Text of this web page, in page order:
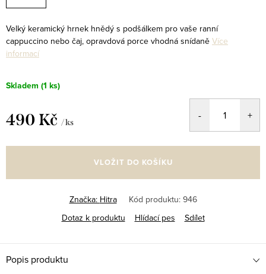
Velký keramický hrnek hnědý s podšálkem pro vaše ranní
cappuccino nebo čaj, opravdová porce vhodná snídaně Více
informací
Skladem (1 ks)
490 Kč / ks
cena:
VLOŽIT DO KOŠÍKU
Značka: Hitra Kód produktu: 946
Dotaz k produktu
Hlídací pes Sdílet
Popis produktu